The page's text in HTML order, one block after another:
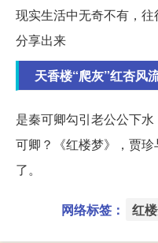
现实生活中无奇不有，
分享出来
天香楼“爬灰”红杏风
是秦可卿勾引老公公下
可卿？《红楼梦》，贾
了。
网络标签： 红